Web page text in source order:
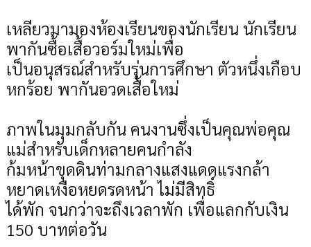
เหลียวมามองห้องเรียนของนักเรียน นักเรียน
พากันซื้อเสื้อวอร์มใหม่เพื่อ
เป็นอนุสรณ์สำหรับรุ่นการศึกษา ตัวหนึ่งเกือบ
หกร้อย พากันอวดเสื้อใหม่
ภาพในมุมกลับกัน คนงานซึ่งเป็นคุณพ่อคุณ
แม่สำหรับเด็กหลายคนกำลัง
ก้มหน้าขุดดินท่ามกลางแสงแดดแรงกล้า
หยาดเหงือหยดรดหน้า ไม่มีสิทธิ์
ได้พัก จนกว่าจะถึงเวลาพัก เพื่อแลกกับเงิน
150 บาทต่อวัน